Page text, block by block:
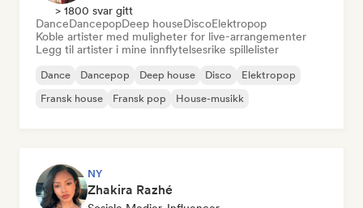
> 1800 svar gitt
DanceDancepopDeep houseDiscoElektropop
Koble artister med muligheter for live-arrangementer
Legg til artister i mine innflytelsesrike spillelister
Dance Dancepop Deep house Disco
Elektropop
Fransk house
Fransk pop House-musikk
NY
Zhakira Razhé